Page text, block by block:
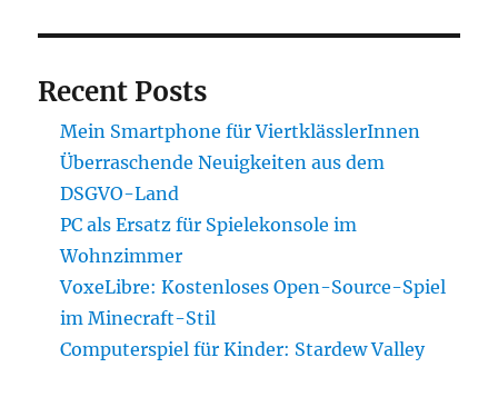
Recent Posts
Mein Smartphone für ViertklässlerInnen
Überraschende Neuigkeiten aus dem
DSGVO-Land
PC als Ersatz für Spielekonsole im
Wohnzimmer
VoxeLibre: Kostenloses Open-Source-Spiel
im Minecraft-Stil
Computerspiel für Kinder: Stardew Valley